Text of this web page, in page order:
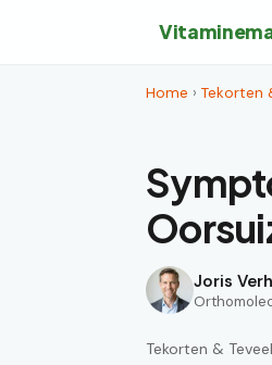
Home › Tekorten
Joris
Tekorten &